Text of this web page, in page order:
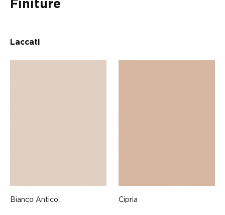
Finiture
Laccati
Bianco Antico Cipria